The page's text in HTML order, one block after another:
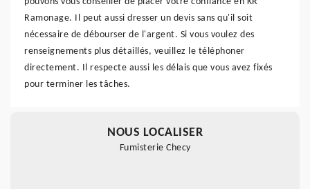
Ramonage. Il peut aussi dresser un devis sans qu'il soit
nécessaire de débourser de l'argent. Si vous voulez des
renseignements plus détaillés, veuillez le téléphoner
directement. Il respecte aussi les délais que vous avez fixés
pour terminer les tâches.
NOUS LOCALISER
Fumisterie Checy